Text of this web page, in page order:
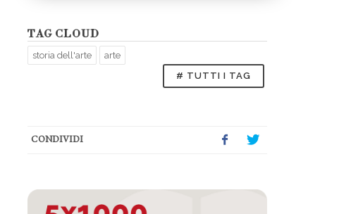
TAG CLOUD
storia dell'arte
arte
# TUTTI I TAG
CONDIVIDI